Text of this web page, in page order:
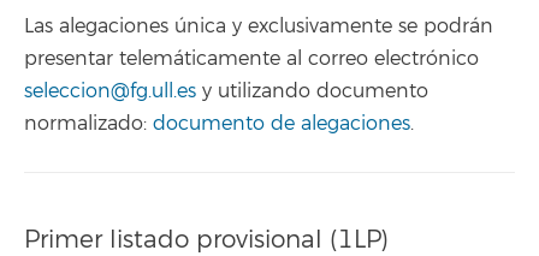
Las alegaciones única y exclusivamente se podrán
presentar telemáticamente al correo electrónico
seleccion@fg.ull.es y utilizando documento
normalizado: documento de alegaciones.
Primer listado provisional (1LP)